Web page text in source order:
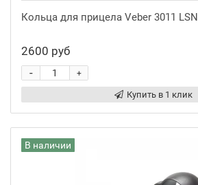
Кольца для прицела Veber 3011 LSN
2600 руб
+
-
Купить в 1 клик
В наличии